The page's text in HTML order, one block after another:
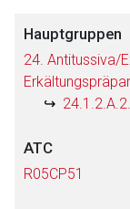
Hauptgruppen
24. Antitussiva/
ATC
R05CP51